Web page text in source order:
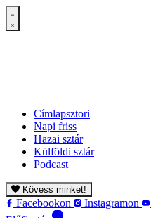
Címlapsztori
Napi friss
Hazai sztár
Külföldi sztár
Podcast
Kövess minket!
Facebookon Instagramon